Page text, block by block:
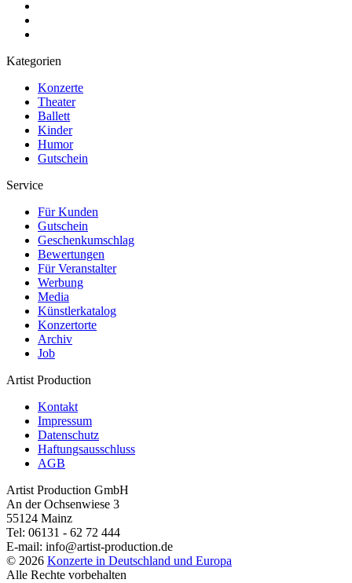
Kategorien
Konzerte
Theater
Ballett
Kinder
Humor
Gutschein
Service
Für Kunden
Gutschein
Geschenkumschlag
Bewertungen
Für Veranstalter
Werbung
Media
Künstlerkatalog
Konzertorte
Archiv
Job
Artist Production
Kontakt
Impressum
Datenschutz
Haftungsausschluss
AGB
Artist Production GmbH
An der Ochsenwiese 3
55124 Mainz
Tel: 06131 - 62 72 444
E-mail: info@artist-production.de
© 2026 Konzerte in Deutschland und Europa
Alle Rechte vorbehalten